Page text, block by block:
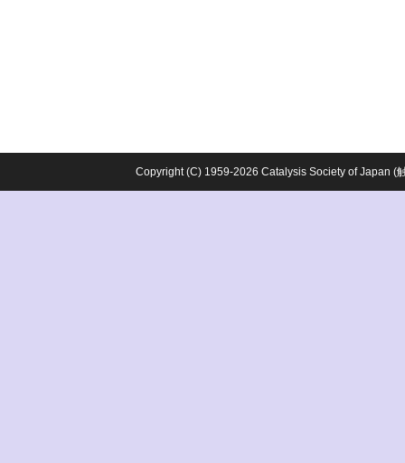
Copyright (C) 1959-2026 Catalysis Society of Japan (